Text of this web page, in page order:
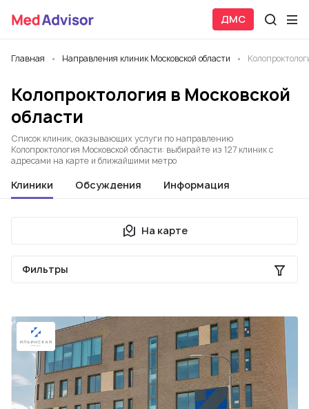
ДМС
Главная Направления клиник Московской области
Колопроктология в Московской
области
Список клиник, оказывающих услуги по направлению
Колопроктология Московской области: выбирайте из 127 клиник с
адресами на карте и ближайшими метро
Клиники Обсуждения Информация
На карте
Фильтры